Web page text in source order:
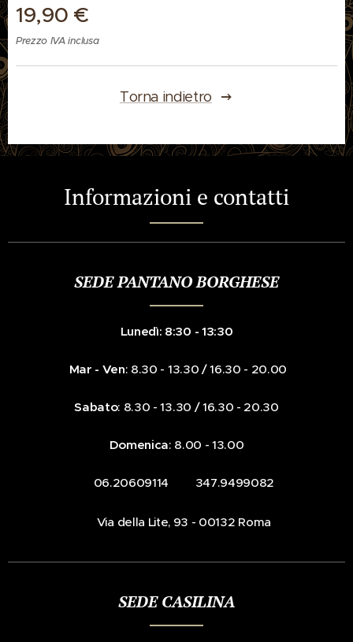
19,90 €
Prezzo IVA inclusa
Torna indietro
Informazioni e contatti
SEDE PANTANO BORGHESE
Lunedì: 8:30 - 13:30
Mar - Ven: 8.30 - 13.30 / 16.30 - 20.00
Sabato: 8.30 - 13.30 / 16.30 - 20.30
Domenica: 8.00 - 13.00
☎️ 06.20609114 📞 347.9499082
📍Via della Lite, 93 - 00132 Roma
SEDE CASILINA